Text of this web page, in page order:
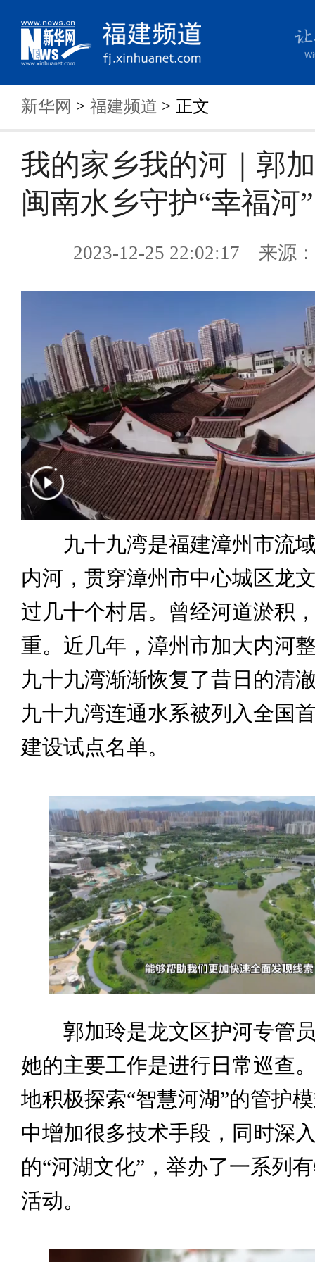
新华网 > 福建频道 > 正文
我的家乡我的河｜郭
闽南水乡守护“幸福河”
2023-12-25 22:02:17 来源
九十九湾是福建漳州市流域
内河，贯穿漳州市中心城区龙
过几十个村居。曾经河道淤积
重。近几年，漳州市加大内河
九十九湾渐渐恢复了昔日的清
九十九湾连通水系被列入全国
建设试点名单。
郭加玲是龙文区护河专管员
她的主要工作是进行日常巡查
地积极探索“智慧河湖”的管护
中增加很多技术手段，同时深
的“河湖文化”，举办了一系列
活动。